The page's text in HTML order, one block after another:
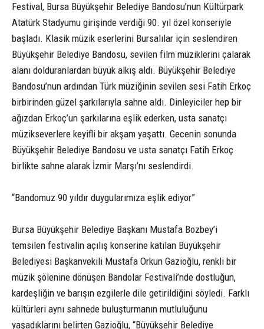
Festival, Bursa Büyükşehir Belediye Bandosu’nun Kültürpark
Atatürk Stadyumu girişinde verdiği 90. yıl özel konseriyle
başladı. Klasik müzik eserlerini Bursalılar için seslendiren
Büyükşehir Belediye Bandosu, sevilen film müziklerini çalarak
alanı dolduranlardan büyük alkış aldı. Büyükşehir Belediye
Bandosu’nun ardından Türk müziğinin sevilen sesi Fatih Erkoç
birbirinden güzel şarkılarıyla sahne aldı. Dinleyiciler hep bir
ağızdan Erkoç’un şarkılarına eşlik ederken, usta sanatçı
müzikseverlere keyifli bir akşam yaşattı. Gecenin sonunda
Büyükşehir Belediye Bandosu ve usta sanatçı Fatih Erkoç
birlikte sahne alarak İzmir Marşı’nı seslendirdi.
“Bandomuz 90 yıldır duygularımıza eşlik ediyor”
Bursa Büyükşehir Belediye Başkanı Mustafa Bozbey’i
temsilen festivalin açılış konserine katılan Büyükşehir
Belediyesi Başkanvekili Mustafa Orkun Gazioğlu, renkli bir
müzik şölenine dönüşen Bandolar Festivali’nde dostluğun,
kardeşliğin ve barışın ezgilerle dile getirildiğini söyledi. Farklı
kültürleri aynı sahnede buluşturmanın mutluluğunu
yaşadıklarını belirten Gazioğlu, “Büyükşehir Belediye